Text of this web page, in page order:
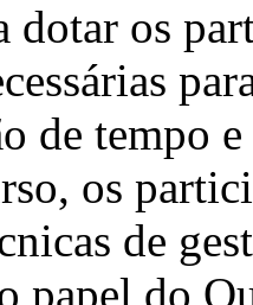
dotar os
de tempo
os
de
papel do